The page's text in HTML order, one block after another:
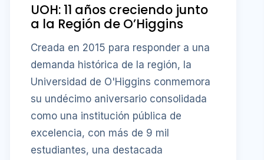
UOH: 11 años creciendo junto
a la Región de O’Higgins
Creada en 2015 para responder a una
demanda histórica de la región, la
Universidad de O'Higgins conmemora
su undécimo aniversario consolidada
como una institución pública de
excelencia, con más de 9 mil
estudiantes, una destacada